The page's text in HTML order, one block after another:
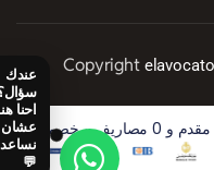
Copyright